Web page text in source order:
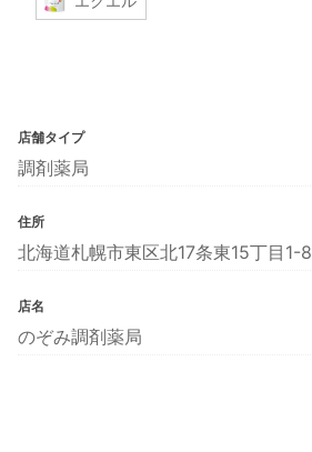
店舗タイプ
調剤薬局
住所
北海道札幌市東区北17条東15丁目1-8
店名
のぞみ調剤薬局